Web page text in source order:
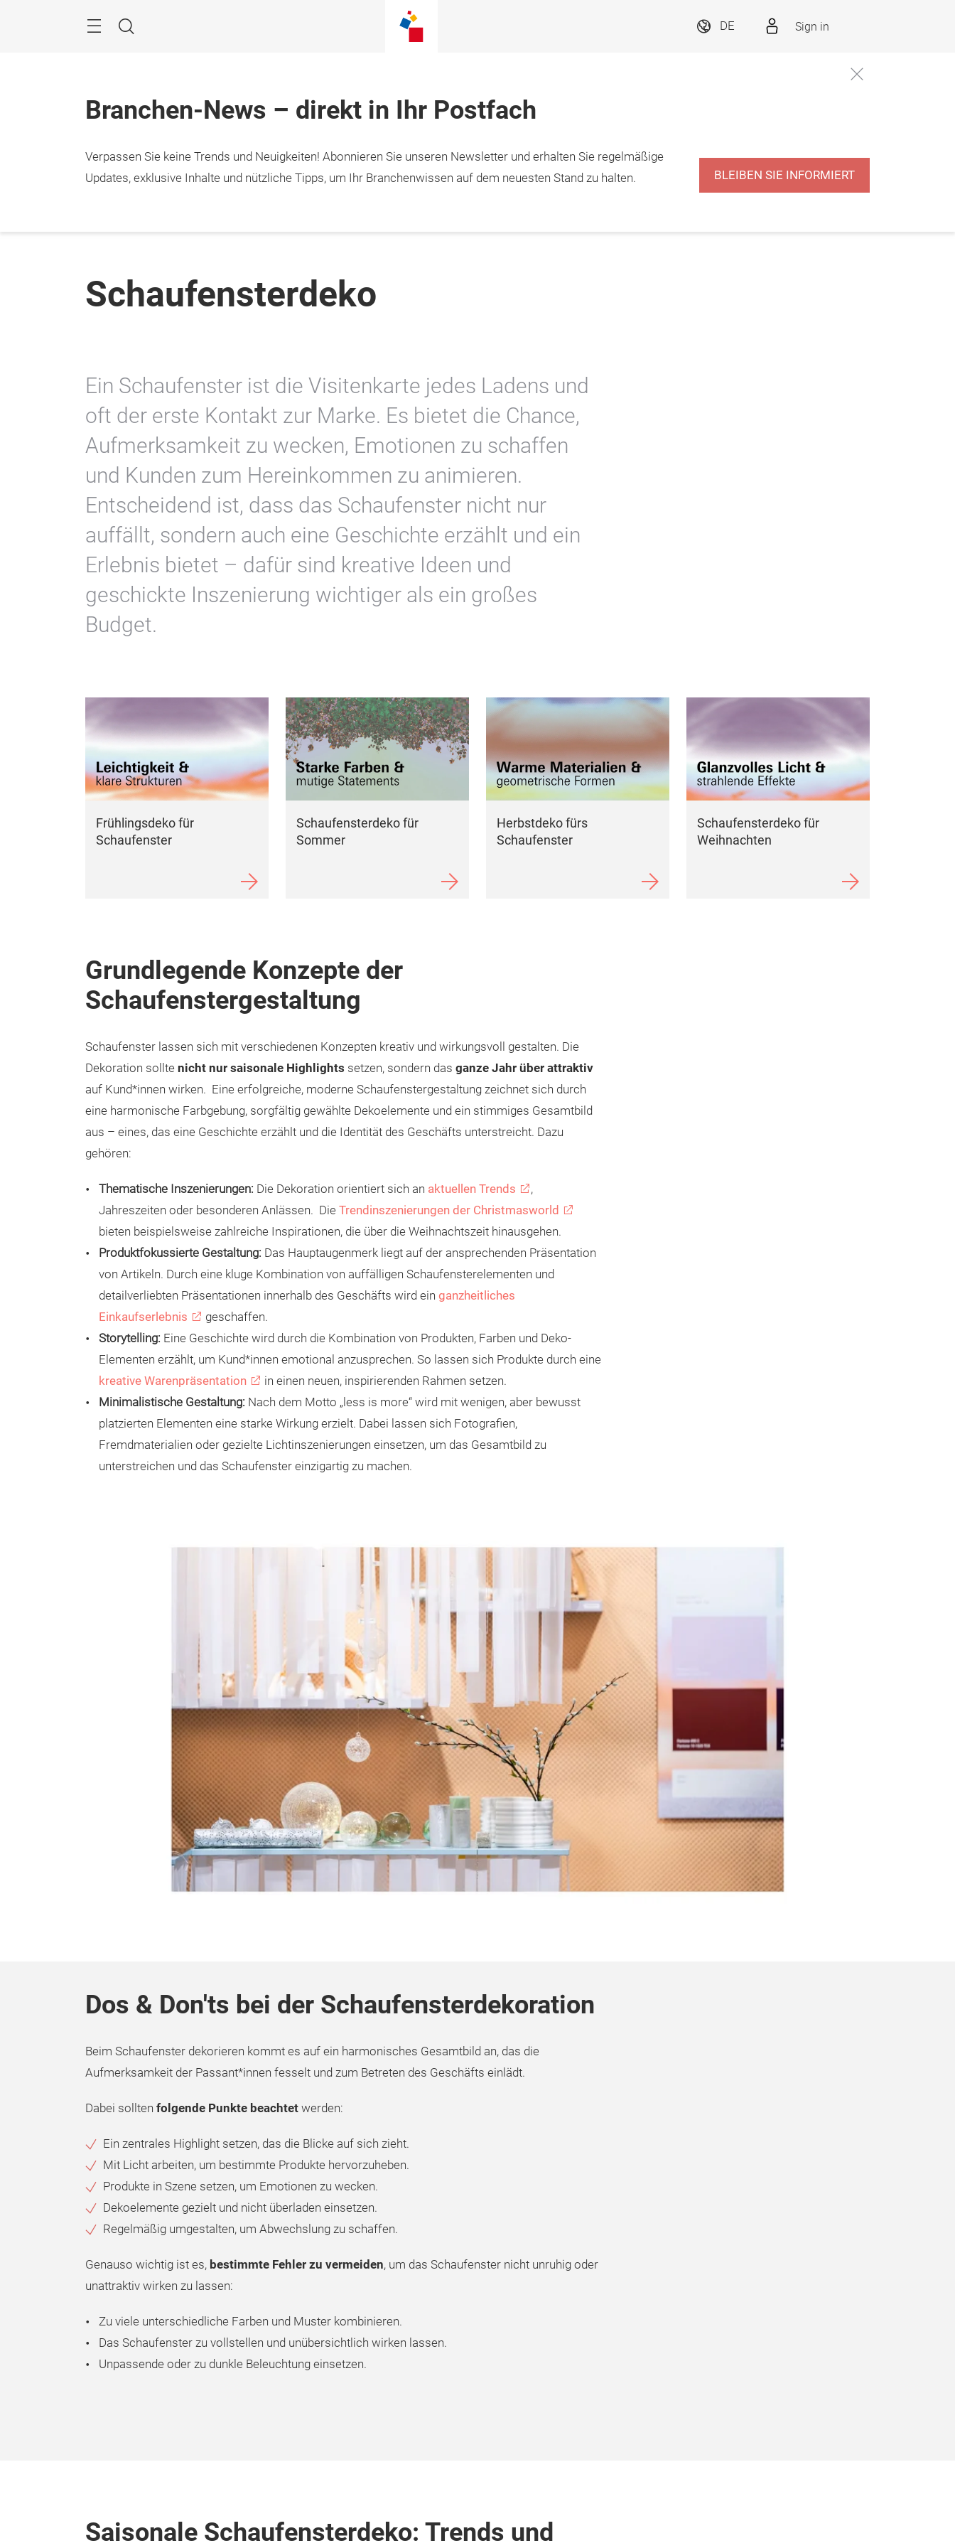
Suche
DE Sign in
Branchen-News – direkt in Ihr Postfach
Verpassen Sie keine Trends und Neuigkeiten! Abonnieren Sie unseren Newsletter und erhalten Sie regelmäßige
Updates, exklusive Inhalte und nützliche Tipps, um Ihr Branchenwissen auf dem neuesten Stand zu halten.
BLEIBEN SIE INFORMIERT
Schaufensterdeko
Ein Schaufenster ist die Visitenkarte jedes Ladens und
oft der erste Kontakt zur Marke. Es bietet die Chance,
Aufmerksamkeit zu wecken, Emotionen zu schaffen
und Kunden zum Hereinkommen zu animieren.
Entscheidend ist, dass das Schaufenster nicht nur
auffällt, sondern auch eine Geschichte erzählt und ein
Erlebnis bietet – dafür sind kreative Ideen und
geschickte Inszenierung wichtiger als ein großes
Budget.
Frühlingsdeko für
Schaufenster
Schaufensterdeko für
Sommer
Herbstdeko fürs
Schaufenster
Schaufensterdeko für
Weihnachten
Grundlegende Konzepte der
Schaufenstergestaltung
Schaufenster lassen sich mit verschiedenen Konzepten kreativ und wirkungsvoll gestalten. Die
Dekoration sollte nicht nur saisonale Highlights setzen, sondern das ganze Jahr über attraktiv
auf Kund*innen wirken. Eine erfolgreiche, moderne Schaufenstergestaltung zeichnet sich durch
eine harmonische Farbgebung, sorgfältig gewählte Dekoelemente und ein stimmiges Gesamtbild
aus – eines, das eine Geschichte erzählt und die Identität des Geschäfts unterstreicht. Dazu
gehören:
Thematische Inszenierungen: Die Dekoration orientiert sich an aktuellen Trends
,
Jahreszeiten oder besonderen Anlässen. Die Trendinszenierungen der Christmasworld
bieten beispielsweise zahlreiche Inspirationen, die über die Weihnachtszeit hinausgehen.
Produktfokussierte Gestaltung: Das Hauptaugenmerk liegt auf der ansprechenden Präsentation
von Artikeln. Durch eine kluge Kombination von auffälligen Schaufensterelementen und
detailverliebten Präsentationen innerhalb des Geschäfts wird ein ganzheitliches
Einkaufserlebnis
geschaffen.
Storytelling: Eine Geschichte wird durch die Kombination von Produkten, Farben und Deko-
Elementen erzählt, um Kund*innen emotional anzusprechen. So lassen sich Produkte durch eine
kreative Warenpräsentation
in einen neuen, inspirierenden Rahmen setzen.
Minimalistische Gestaltung: Nach dem Motto „less is more“ wird mit wenigen, aber bewusst
platzierten Elementen eine starke Wirkung erzielt. Dabei lassen sich Fotografien,
Fremdmaterialien oder gezielte Lichtinszenierungen einsetzen, um das Gesamtbild zu
unterstreichen und das Schaufenster einzigartig zu machen.
Dos & Don'ts bei der Schaufensterdekoration
Beim Schaufenster dekorieren kommt es auf ein harmonisches Gesamtbild an, das die
Aufmerksamkeit der Passant*innen fesselt und zum Betreten des Geschäfts einlädt.
Dabei sollten folgende Punkte beachtet werden:
Ein zentrales Highlight setzen, das die Blicke auf sich zieht.
Mit Licht arbeiten, um bestimmte Produkte hervorzuheben.
Produkte in Szene setzen, um Emotionen zu wecken.
Dekoelemente gezielt und nicht überladen einsetzen.
Regelmäßig umgestalten, um Abwechslung zu schaffen.
Genauso wichtig ist es, bestimmte Fehler zu vermeiden, um das Schaufenster nicht unruhig oder
unattraktiv wirken zu lassen:
Zu viele unterschiedliche Farben und Muster kombinieren.
Das Schaufenster zu vollstellen und unübersichtlich wirken lassen.
Unpassende oder zu dunkle Beleuchtung einsetzen.
Saisonale Schaufensterdeko: Trends und